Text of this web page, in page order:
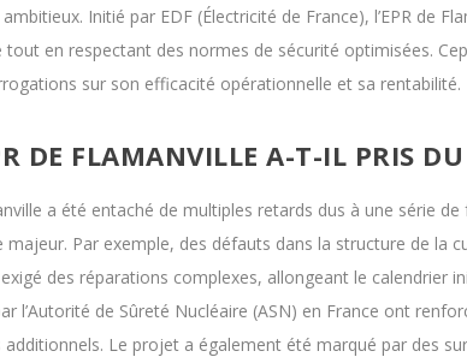
Initié par EDF (Électricité de France), l’EPR de
tout en respectant des normes de sécurité optimisées.
sur son efficacité opérationnelle et sa rentabilité.
DE FLAMANVILLE A-T-IL PRIS
a été entaché de multiples retards dus à une série
Par exemple, des défauts dans la structure de la
des réparations complexes, allongeant le calendrier
l’Autorité de Sûreté Nucléaire (ASN) en France ont
additionnels. Le projet a également été marqué par des